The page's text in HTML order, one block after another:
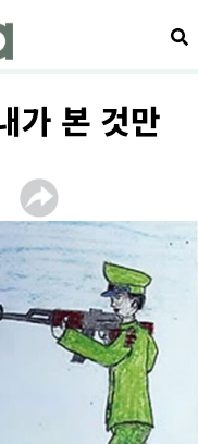
검
가 본 것만